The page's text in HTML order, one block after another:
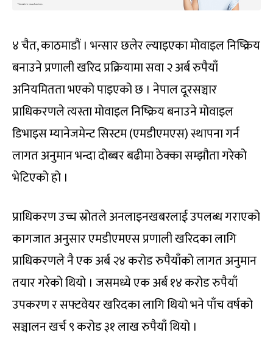
४ चैत, काठमाडौं । भन्सार छलेर ल्याइएका मोवाइल निष्क्रिय
बनाउने प्रणाली खरिद प्रक्रियामा सवा २ अर्ब रुपैयाँ
अनियमितता भएको पाइएको छ । नेपाल दूरसञ्चार
प्राधिकरणले त्यस्ता मोवाइल निष्क्रिय बनाउने मोवाइल
डिभाइस म्यानेजमेन्ट सिस्टम (एमडीएमएस) स्थापना गर्न
लागत अनुमान भन्दा दोब्बर बढीमा ठेक्का सम्झौता गरेको
भेटिएको हो ।
प्राधिकरण उच्च स्रोतले अनलाइनखबरलाई उपलब्ध गराएको
कागजात अनुसार एमडीएमएस प्रणाली खरिदका लागि
प्राधिकरणले नै एक अर्ब २४ करोड रुपैयाँको लागत अनुमान
तयार गरेको थियो । जसमध्ये एक अर्ब १४ करोड रुपैयाँ
उपकरण र सफ्टवेयर खरिदका लागि थियो भने पाँच वर्षको
सञ्चालन खर्च ९ करोड ३१ लाख रुपैयाँ थियो ।